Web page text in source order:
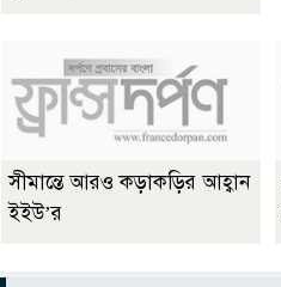
সীমান্তে আরও কড়াকড়ির আহ্বান
ইইউ’র